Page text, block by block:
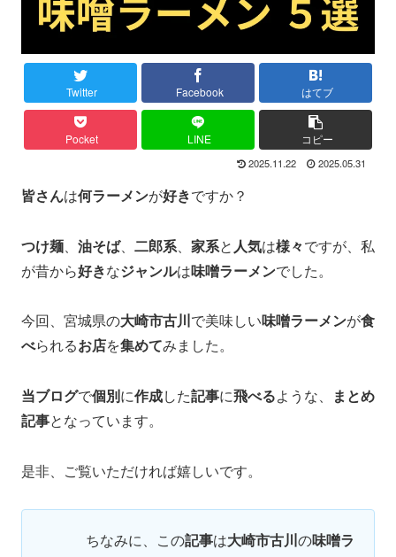
Twitter Facebook はてブ
Pocket LINE コピー
2025.11.22 2025.05.31
皆さんは何ラーメンが好きですか？
つけ麺、 油そば、 二郎系、 家系と 人気は様々ですが、私
が昔から好きなジャンルは味噌ラーメンでした。
今回、宮城県の大崎市古川で美味しい味噌ラーメンが食
べられるお店を集めてみました。
当ブログで個別に作成した記事に飛べるような、
まとめ
記事となっています。
是非、ご覧いただければ嬉しいです。
ちなみに、この記事は大崎市古川の味噌ラ